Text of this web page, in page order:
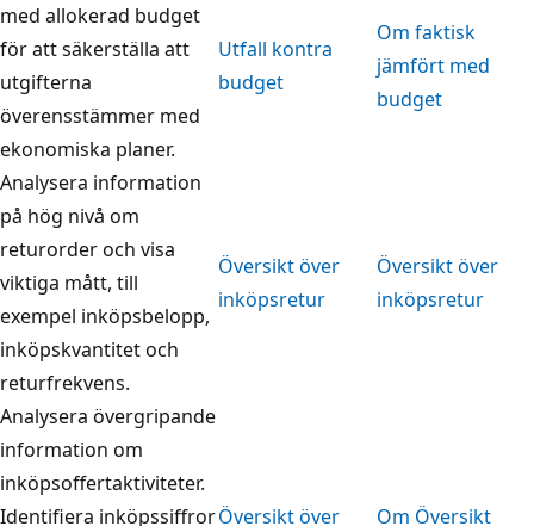
med allokerad budget
för att säkerställa att
utgifterna
överensstämmer med
ekonomiska planer.
Utfall kontra
budget
Om faktisk
jämfört med
budget
Analysera information
på hög nivå om
returorder och visa
viktiga mått, till
exempel inköpsbelopp,
inköpskvantitet och
returfrekvens.
Översikt över
inköpsretur
Översikt över
inköpsretur
Analysera övergripande
information om
inköpsoffertaktiviteter.
Identifiera inköpssiffrorÖversikt över
Om Översikt